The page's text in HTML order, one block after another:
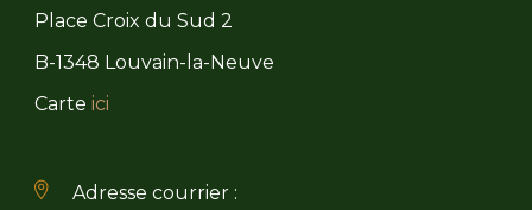
Place Croix du Sud 2
B-1348 Louvain-la-Neuve
Carte ici
Adresse courrier :